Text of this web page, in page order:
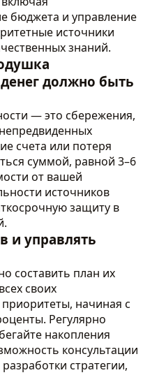
бюджета и управление
источники
знаний.
должно быть
— это сбережения,
счета или потеря
суммой, равной 3–6
от вашей
источников
защиту в
и управлять
составить план их
своих
начиная с
Регулярно
накопления
консультации
стратегии,